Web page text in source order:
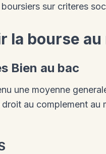
sur criteres
la bourse au
Bien au bac
une moyenne
au complement au